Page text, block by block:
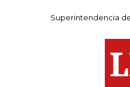
Superintendencia